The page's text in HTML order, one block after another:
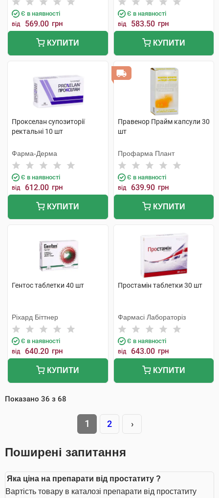
Є в наявності
від 569.00 грн
КУПИТИ
Є в наявності
від 583.50 грн
КУПИТИ
Прокселан супозиторії
ректальні 10 шт
Фарма-Дерма
Є в наявності
від 612.00 грн
КУПИТИ
Правенор Прайм капсули 30
шт
Профарма Плант
Є в наявності
від 639.90 грн
КУПИТИ
Гентос таблетки 40 шт
Ріхард Біттнер
Є в наявності
від 640.20 грн
КУПИТИ
Простамін таблетки 30 шт
Фармасі Лабораторіз
Є в наявності
від 643.00 грн
КУПИТИ
Показано 36 з 68
1 2 ›
Поширені запитання
Яка ціна на препарати від простатиту ?
Вартість товару в каталозі препарати від простатиту